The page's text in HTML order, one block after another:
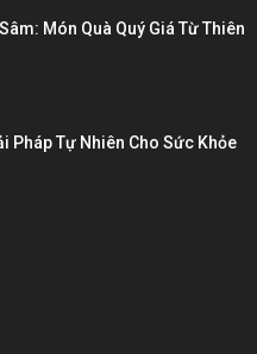
Món Quà Quý Giá Từ Thiên
Pháp Tự Nhiên Cho Sức Khỏe